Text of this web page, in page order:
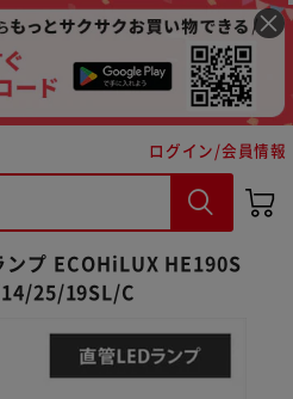
ログイン/会員情報
ンプ ECOHiLUX HE190S
25/19SL/C
購入手続きへ